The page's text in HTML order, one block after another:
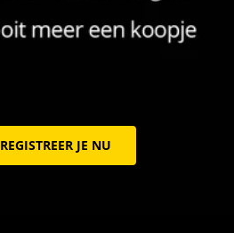
REGISTREER JE NU